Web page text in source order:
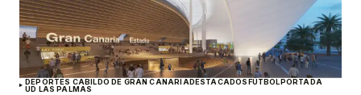
DEPORTES CABILDO DE GRAN CANARIADESTACADOSFÚTBOLPORTADA
UD LAS PALMAS